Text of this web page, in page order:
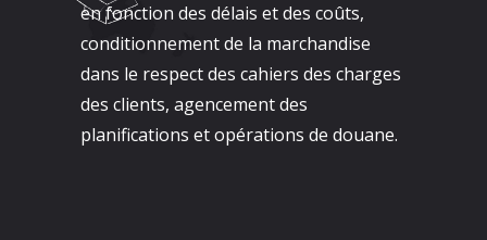
en fonction des délais et des coûts,
conditionnement de la marchandise
dans le respect des cahiers des charges
des clients, agencement des
planifications et opérations de douane.